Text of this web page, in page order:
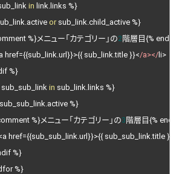
in link links %}
active or sub_link child_active %}
%}メニュー「カテゴリー」の2 階層目{%
a href={{sub_link url}}>{{ sub_link .title }}</a></ li>
%}
sub_sub_link in sub_link links %}
sub_sub_link active %}
%}メニュー「カテゴリー」の3 階層目{%
a href={{sub_sub_link url}}>{{ sub_sub_link .title }}<
%}
%}